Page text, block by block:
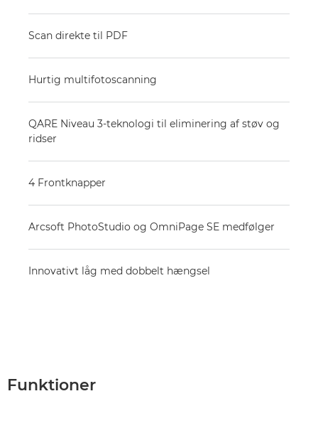
Scan direkte til PDF
Hurtig multifotoscanning
QARE Niveau 3-teknologi til eliminering af støv og
ridser
4 Frontknapper
Arcsoft PhotoStudio og OmniPage SE medfølger
Innovativt låg med dobbelt hængsel
Funktioner